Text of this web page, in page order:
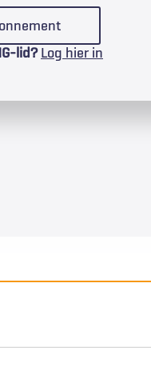
lid? Log hier in